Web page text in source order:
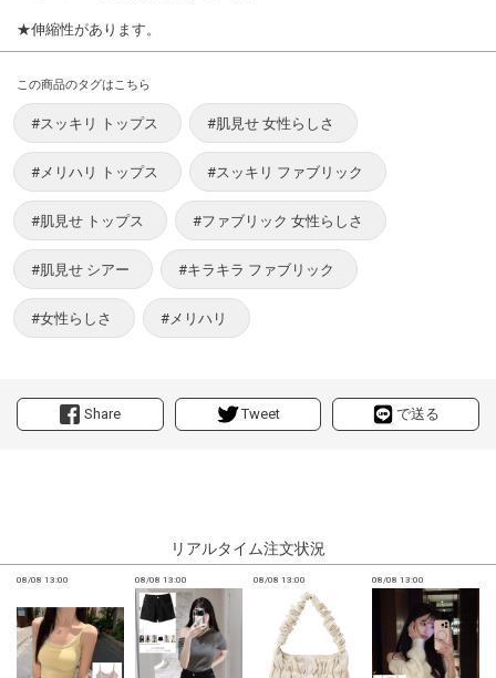
Share Tweet で送る
★伸縮性があります。
この商品のタグはこちら
#スッキリ トップス #肌見せ 女性らしさ
#メリハリ トップス #スッキリ ファブリック
#肌見せ トップス #ファブリック 女性らしさ
#肌見せ シアー #キラキラ ファブリック
#女性らしさ #メリハリ
リアルタイム注文状況
08/08 13:00 08/08 13:00 08/08 13:00 08/08 13:00